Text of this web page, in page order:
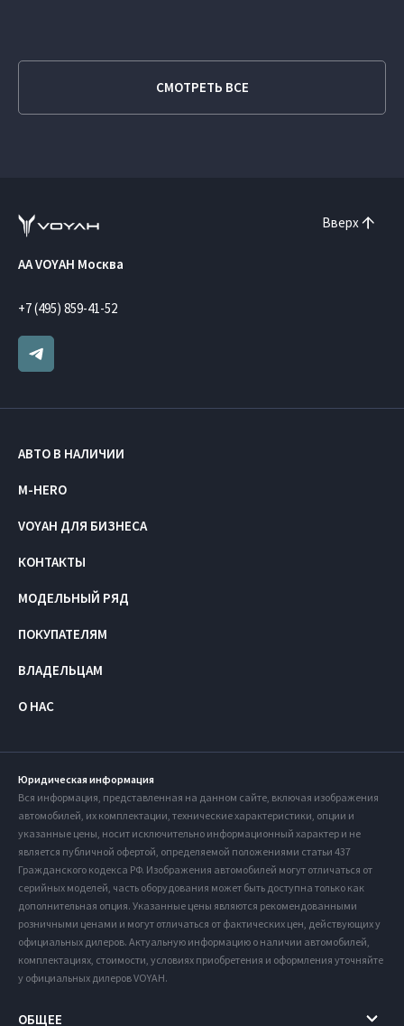
СМОТРЕТЬ ВСЕ
Вверх
AA VOYAH Москва
+7 (495) 859-41-52
АВТО В НАЛИЧИИ
M-HERO
VOYAH ДЛЯ БИЗНЕСА
КОНТАКТЫ
МОДЕЛЬНЫЙ РЯД
ПОКУПАТЕЛЯМ
ВЛАДЕЛЬЦАМ
О НАС
Юридическая информация
Вся информация, представленная на данном сайте, включая изображения
автомобилей, их комплектации, технические характеристики, опции и
указанные цены, носит исключительно информационный характер и не
является публичной офертой, определяемой положениями статьи 437
Гражданского кодекса РФ. Изображения автомобилей могут отличаться от
серийных моделей, часть оборудования может быть доступна только как
дополнительная опция. Указанные цены являются рекомендованными
розничными ценами и могут отличаться от фактических цен, действующих у
официальных дилеров. Актуальную информацию о наличии автомобилей,
комплектациях, стоимости, условиях приобретения и оформления уточняйте
у официальных дилеров VOYAH.
ОБЩЕЕ